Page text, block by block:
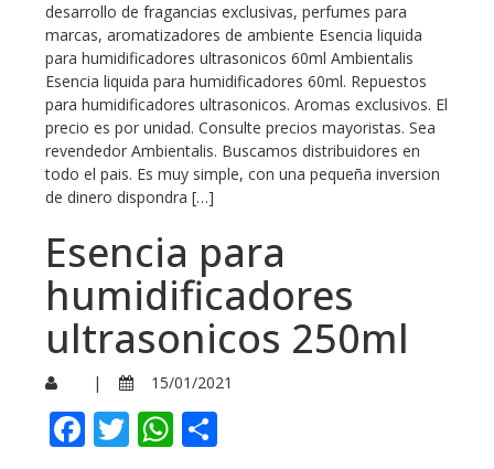
desarrollo de fragancias exclusivas, perfumes para
marcas, aromatizadores de ambiente Esencia liquida
para humidificadores ultrasonicos 60ml Ambientalis
Esencia liquida para humidificadores 60ml. Repuestos
para humidificadores ultrasonicos. Aromas exclusivos. El
precio es por unidad. Consulte precios mayoristas. Sea
revendedor Ambientalis. Buscamos distribuidores en
todo el pais. Es muy simple, con una pequeña inversion
de dinero dispondra […]
Esencia para
humidificadores
ultrasonicos 250ml
| 15/01/2021
Facebook
TwitterWhatsApp